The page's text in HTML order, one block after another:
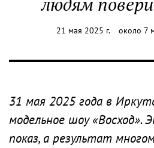
21 мая 2025 г. около 7
31 мая 2025 года в
модельное шоу «Восход».
показ, а результат